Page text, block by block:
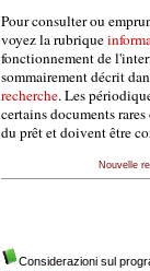
Pour consulter ou
voyez la rubrique
fonctionnement de
sommairement décrit
recherche. Les
certains documents
du prêt et doivent être
Nouvelle
Considerazioni sul